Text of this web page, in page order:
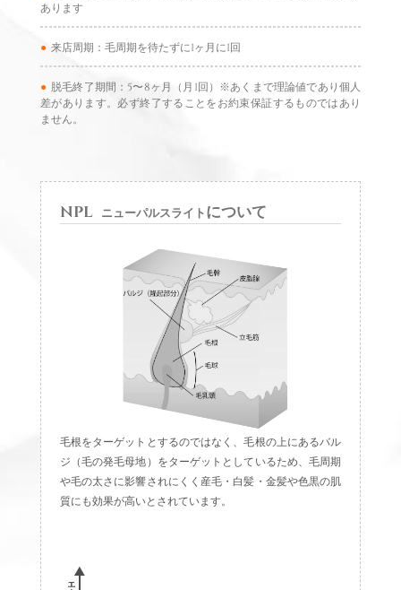
あります
● 来店周期：毛周期を待たずに1ヶ月に1回
● 脱毛終了期間：5〜8ヶ月（月1回）※あくまで理論値であり個人
差があります。必ず終了することをお約束保証するものではあり
ません。
NPL ニューパルスライト について
毛根をターゲットとするのではなく、毛根の上にあるバル
ジ（毛の発毛母地）をターゲットとしているため、毛周期
や毛の太さに影響されにくく産毛・白髪・金髪や色黒の肌
質にも効果が高いとされています。